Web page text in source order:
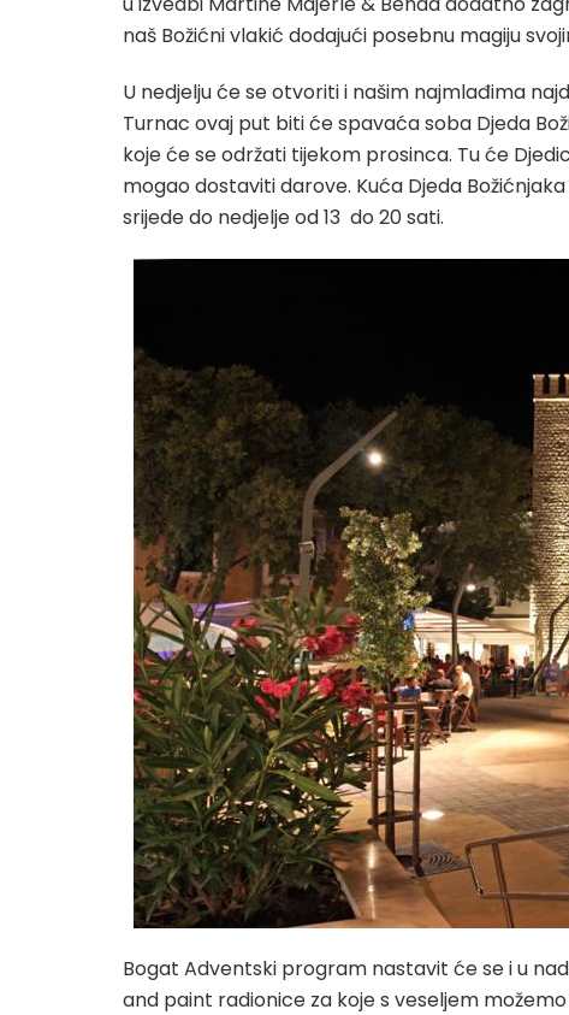
naš Božićni vlakić dodajući posebnu magiju
U nedjelju će se otvoriti i našim najmlađima
Turnac ovaj put biti će spavaća soba Djeda
koje će se održati tijekom prosinca. Tu će
mogao dostaviti darove. Kuća Djeda
srijede do nedjelje od 13 do 20 sati.
Bogat Adventski program nastavit će se i u
and paint radionice za koje s veseljem